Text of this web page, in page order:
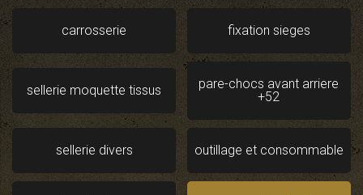
carrosserie fixation sieges
sellerie moquette tissus
pare-chocs avant arriere
+52
sellerie divers outillage et consommable